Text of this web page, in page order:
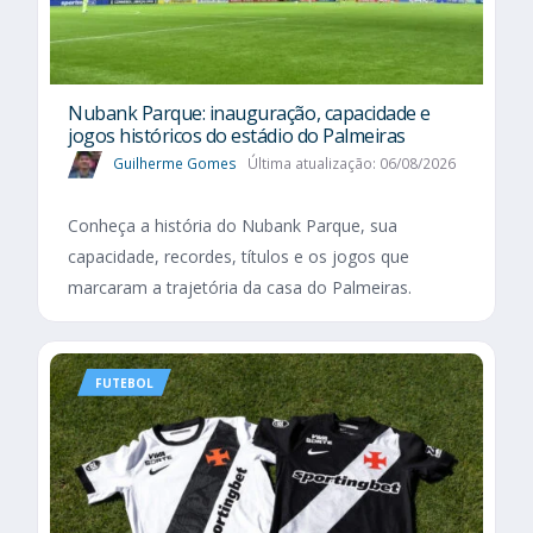
Nubank Parque: inauguração, capacidade e
jogos históricos do estádio do Palmeiras
Guilherme Gomes Última atualização: 06/08/2026
Conheça a história do Nubank Parque, sua
capacidade, recordes, títulos e os jogos que
marcaram a trajetória da casa do Palmeiras.
FUTEBOL